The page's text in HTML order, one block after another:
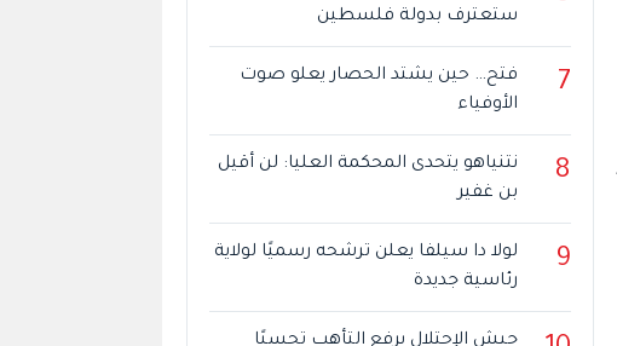
ستعترف بدولة فلسطين
7
فتح… حين يشتد الحصار يعلو صوت
الأوفياء
8
نتنياهو يتحدى المحكمة العليا: لن أقيل
بن غفير
9
لولا دا سيلفا يعلن ترشحه رسميًا لولاية
رئاسية جديدة
جيش الإحتلال يرفع التأهب تحسبًا